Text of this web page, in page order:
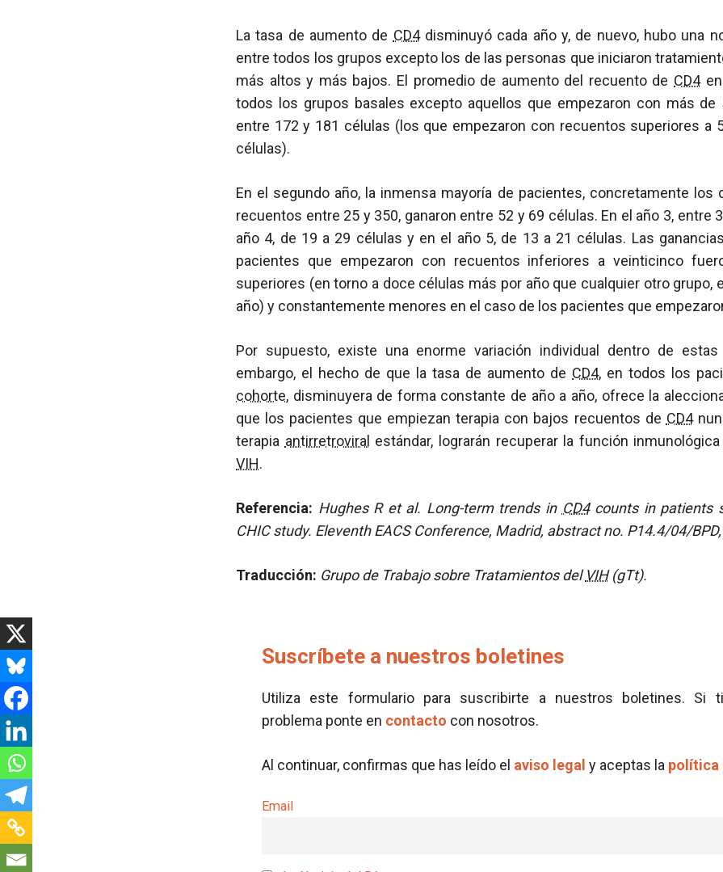
La tasa de aumento de CD4disminuyó cada año y, de nuevo, hubo una
entre todos los grupos excepto los de las personas que iniciaron
más altos y más bajos. El promedio de aumento del recuento de CD4en
todos los grupos basales excepto aquellos que empezaron con más de
entre 172 y 181 células (los que empezaron con recuentos superiores a
células).
En el segundo año, la inmensa mayoría de pacientes, concretamente los
recuentos entre 25 y 350, ganaron entre 52 y 69 células. En el año 3, entre
año 4, de 19 a 29 células y en el año 5, de 13 a 21 células. Las
pacientes que empezaron con recuentos inferiores a veinticinco
superiores (en torno a doce células más por año que cualquier otro grupo,
año) y constantemente menores en el caso de los pacientes que
Por supuesto, existe una enorme variación individual dentro de
embargo, el hecho de que la tasa de aumento de CD4, en todos los
cohorte, disminuyera de forma constante de año a año, ofrece la
que los pacientes que empiezan terapia con bajos recuentos de CD4
terapia antirretroviral estándar, lograrán recuperar la función
VIH.
Referencia: Hughes R et al. Long-term trends in CD4counts in patients
CHIC study. Eleventh EACS Conference, Madrid, abstract no. P14.4/04/
Traducción: Grupo de Trabajo sobre Tratamientos delVIH(gTt).
Suscríbete a nuestros boletines
Utiliza este formulario para suscribirte a nuestros boletines. Si
problema ponte en contacto con nosotros.
Al continuar, confirmas que has leído el aviso legal y aceptas la política
Email